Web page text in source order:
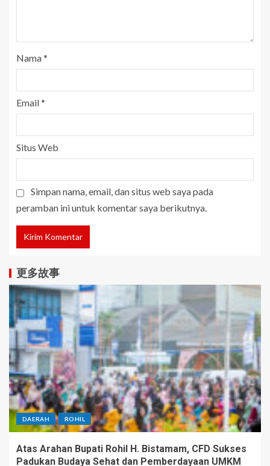
Nama*
Email*
Situs Web
Simpan nama, email, dan situs web saya pada
peramban ini untuk komentar saya berikutnya.
更多故事
DAERAH ROHIL
Atas Arahan Bupati Rohil H. Bistamam, CFD Sukses
Padukan Budaya Sehat dan Pemberdayaan UMKM